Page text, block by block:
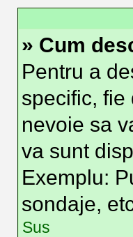
» Cum
Pentru a
specific, fie
nevoie sa
va sunt
Exemplu:
sondaje,
Sus